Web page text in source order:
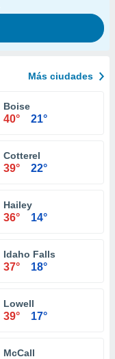
Más ciudades
Boise
40° 21°
Cotterel
39° 22°
Hailey
36° 14°
Idaho Falls
37° 18°
Lowell
39° 17°
McCall